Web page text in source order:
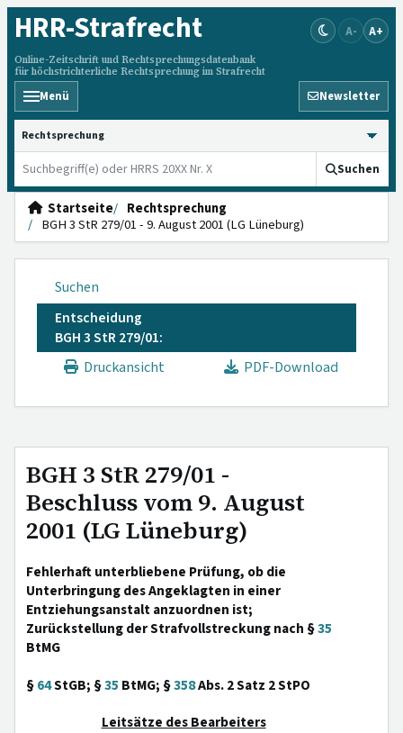
HRR-Strafrecht
Online-Zeitschrift und Rechtsprechungsdatenbank
für höchstrichterliche Rechtsprechung im Strafrecht
A- A+
Menü Newsletter
HRRS durchsuchen
Suchen
Startseite
Rechtsprechung
BGH 3 StR 279/01 - 9. August 2001 (LG Lüneburg)
Suchen
Entscheidung
BGH 3 StR 279/01:
Druckansicht
PDF-Download
BGH 3 StR 279/01 -
Beschluss vom 9. August
2001 (LG Lüneburg)
Fehlerhaft unterbliebene Prüfung, ob die
Unterbringung des Angeklagten in einer
Entziehungsanstalt anzuordnen ist;
Zurückstellung der Strafvollstreckung nach §35
BtMG
§64StGB; §35 BtMG; §358Abs. 2 Satz 2 StPO
Leitsätze des Bearbeiters